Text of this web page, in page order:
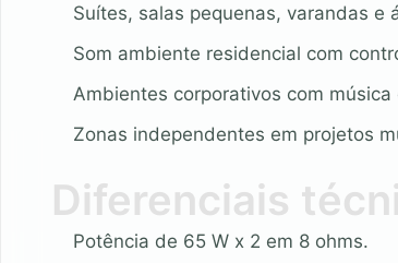
Suítes, salas pequenas, varandas e
Som ambiente residencial com
Ambientes corporativos com
Zonas independentes em projetos
Diferenciais
Potência de 65 W x 2 em 8 ohms.